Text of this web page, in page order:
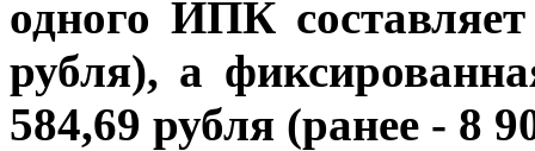
одного ИПК
рубля), а
584,69 рубля (ранее - 8